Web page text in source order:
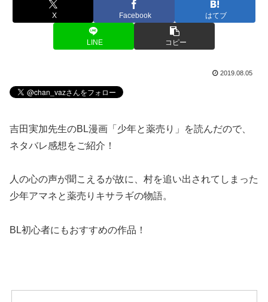
X Facebook はてブ
LINE コピー
2019.08.05
吉田実加先生のBL漫画「少年と薬売り」を読んだので、
ネタバレ感想をご紹介！
人の心の声が聞こえるが故に、村を追い出されてしまった
少年アマネと薬売りキサラギの物語。
BL初心者にもおすすめの作品！